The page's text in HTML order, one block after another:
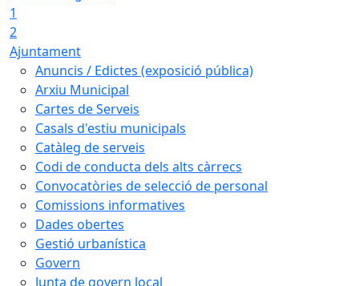
1
2
Ajuntament
Anuncis / Edictes (exposició pública)
Arxiu Municipal
Cartes de Serveis
Casals d'estiu municipals
Catàleg de serveis
Codi de conducta dels alts càrrecs
Convocatòries de selecció de personal
Comissions informatives
Dades obertes
Gestió urbanística
Govern
Junta de govern local